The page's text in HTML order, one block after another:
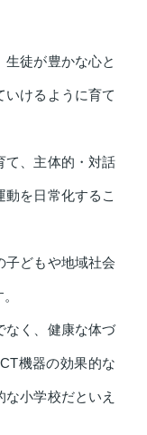
徒が豊かな心と
いけるように育て
て、主体的・対話
を日常化するこ
子どもや地域社会
なく、健康な体づ
機器の効果的な
小学校だといえ